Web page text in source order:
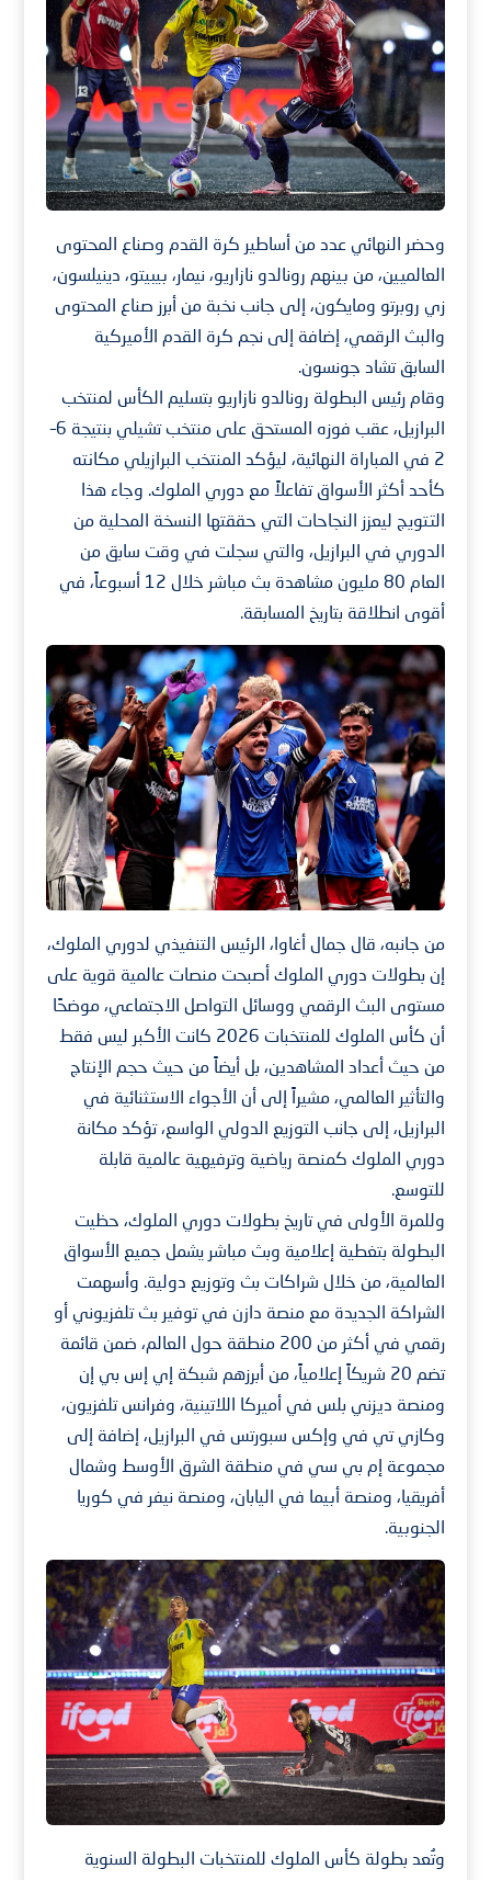
وحضر النهائي عدد من أساطير كرة القدم وصناع المحتوى
العالميين، من بينهم رونالدو نازاريو، نيمار، بيبيتو، دينيلسون،
زي روبرتو ومايكون، إلى جانب نخبة من أبرز صناع المحتوى
والبث الرقمي، إضافة إلى نجم كرة القدم الأميركية
السابق تشاد جونسون.
وقام رئيس البطولة رونالدو نازاريو بتسليم الكأس لمنتخب
البرازيل، عقب فوزه المستحق على منتخب تشيلي بنتيجة 6–
2 في المباراة النهائية، ليؤكد المنتخب البرازيلي مكانته
كأحد أكثر الأسواق تفاعلاً مع دوري الملوك. وجاء هذا
التتويج ليعزز النجاحات التي حققتها النسخة المحلية من
الدوري في البرازيل، والتي سجلت في وقت سابق من
العام 80 مليون مشاهدة بث مباشر خلال 12 أسبوعاً، في
أقوى انطلاقة بتاريخ المسابقة.
من جانبه، قال جمال أغاوا، الرئيس التنفيذي لدوري الملوك،
إن بطولات دوري الملوك أصبحت منصات عالمية قوية على
مستوى البث الرقمي ووسائل التواصل الاجتماعي، موضحًا
أن كأس الملوك للمنتخبات 2026 كانت الأكبر ليس فقط
من حيث أعداد المشاهدين، بل أيضاً من حيث حجم الإنتاج
والتأثير العالمي، مشيراً إلى أن الأجواء الاستثنائية في
البرازيل، إلى جانب التوزيع الدولي الواسع، تؤكد مكانة
دوري الملوك كمنصة رياضية وترفيهية عالمية قابلة
للتوسع.
وللمرة الأولى في تاريخ بطولات دوري الملوك، حظيت
البطولة بتغطية إعلامية وبث مباشر يشمل جميع الأسواق
العالمية، من خلال شراكات بث وتوزيع دولية. وأسهمت
الشراكة الجديدة مع منصة دازن في توفير بث تلفزيوني أو
رقمي في أكثر من 200 منطقة حول العالم، ضمن قائمة
تضم 20 شريكاً إعلامياً، من أبرزهم شبكة إي إس بي إن
ومنصة ديزني بلس في أميركا اللاتينية، وفرانس تلفزيون،
وكازي تي في وإكس سبورتس في البرازيل، إضافة إلى
مجموعة إم بي سي في منطقة الشرق الأوسط وشمال
أفريقيا، ومنصة أبيما في اليابان، ومنصة نيفر في كوريا
الجنوبية.
وتُعد بطولة كأس الملوك للمنتخبات البطولة السنوية